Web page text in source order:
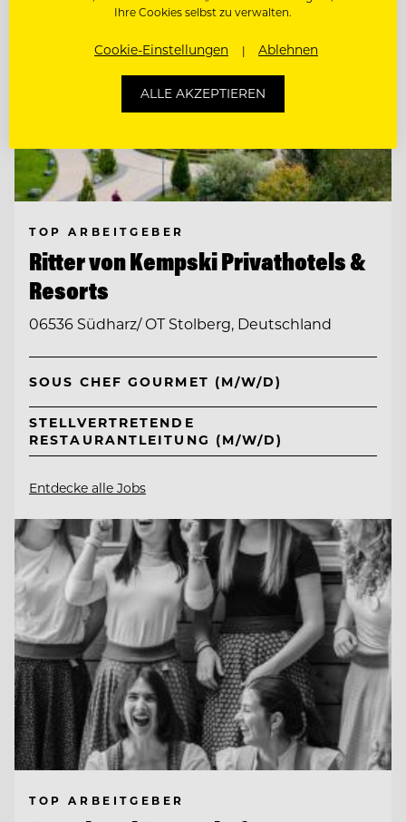
TOP ARBEITGEBER
Ritter von Kempski Privathotels &
Resorts
06536 Südharz/ OT Stolberg, Deutschland
SOUS CHEF GOURMET (M/W/D)
STELLVERTRETENDE
RESTAURANTLEITUNG (M/W/D)
Entdecke alle Jobs
TOP ARBEITGEBER
Ihre Cookies selbst zu verwalten.
Cookie-Einstellungen Ablehnen
ALLE AKZEPTIEREN